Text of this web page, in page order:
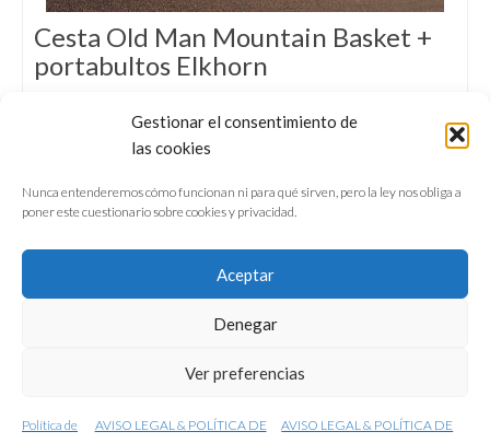
Gestionar el consentimiento de
las cookies
Nunca entenderemos cómo funcionan ni para qué sirven, pero la ley nos obliga a
poner este cuestionario sobre cookies y privacidad.
Aceptar
Denegar
Ver preferencias
Política de AVISO LEGAL & POLÍTICA DE AVISO LEGAL & POLÍTICA DE
Cesta Old Man Mountain Basket +
portabultos Elkhorn
Elkhorn de OMM, un combo sólido y
duradero para commuting exigente y
bikepacking sin prisas.
CONFERENCIAS
VÍDEOS & REPORTAJES TV
NUESTROS LIBROS